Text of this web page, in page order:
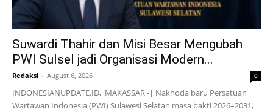
Suwardi Thahir dan Misi Besar Mengubah
PWI Sulsel jadi Organisasi Modern...
Redaksi - August 6, 2026 0
INDONESIANUPDATE.ID, MAKASSAR -| Nakhoda baru Persatuan
Wartawan Indonesia (PWI) Sulawesi Selatan masa bakti 2026–2031,